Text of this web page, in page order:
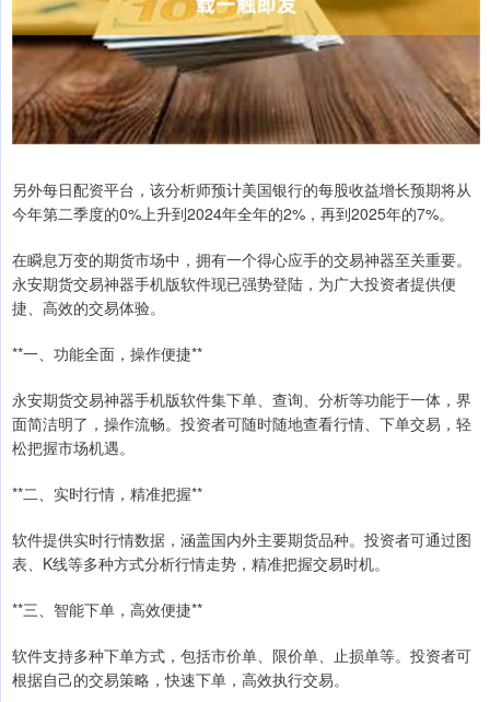
另外每日配资平台，该分析师预计美国银行的每股收益增长预期将从
今年第二季度的0%上升到2024年全年的2%，再到2025年的7%。
在瞬息万变的期货市场中，拥有一个得心应手的交易神器至关重要。
永安期货交易神器手机版软件现已强势登陆，为广大投资者提供便
捷、高效的交易体验。
**一、功能全面，操作便捷**
永安期货交易神器手机版软件集下单、查询、分析等功能于一体，界
面简洁明了，操作流畅。投资者可随时随地查看行情、下单交易，轻
松把握市场机遇。
**二、实时行情，精准把握**
软件提供实时行情数据，涵盖国内外主要期货品种。投资者可通过图
表、K线等多种方式分析行情走势，精准把握交易时机。
**三、智能下单，高效便捷**
软件支持多种下单方式，包括市价单、限价单、止损单等。投资者可
根据自己的交易策略，快速下单，高效执行交易。